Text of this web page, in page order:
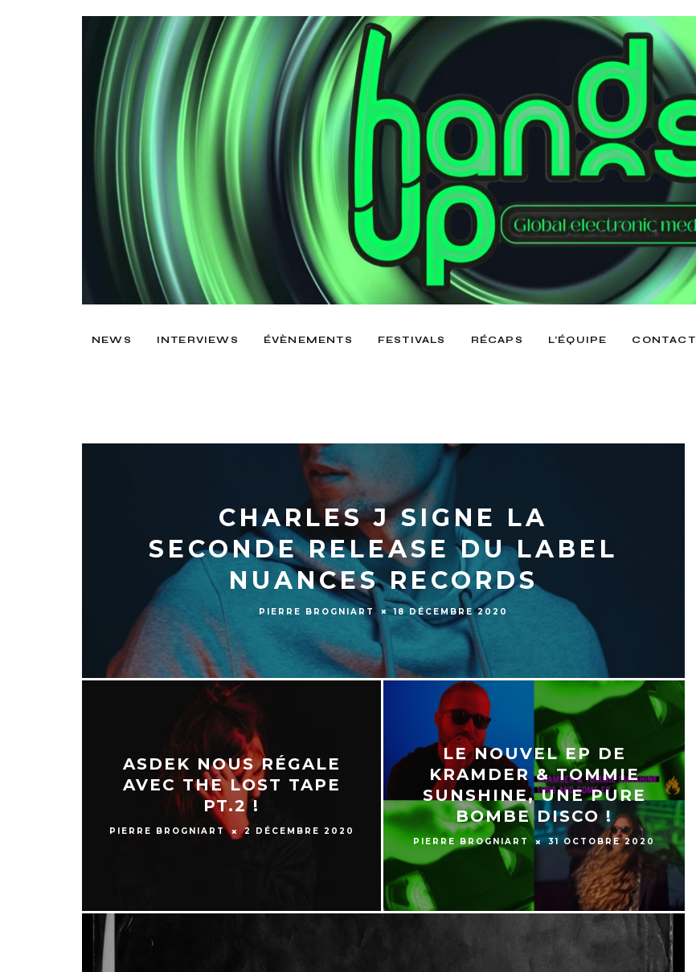
NEWS INTERVIEWS ÉVÈNEMENTS FESTIVALS RÉCAPS L’ÉQUIPE CONTACT
CHARLES J SIGNE LA
SECONDE RELEASE DU LABEL
NUANCES RECORDS
PIERRE BROGNIART 18 DÉCEMBRE 2020
ASDEK NOUS RÉGALE
AVEC THE LOST TAPE
PT.2 !
PIERRE BROGNIART 2 DÉCEMBRE 2020
LE NOUVEL EP DE
KRAMDER & TOMMIE
SUNSHINE, UNE PURE
BOMBE DISCO !
PIERRE BROGNIART 31 OCTOBRE 2020